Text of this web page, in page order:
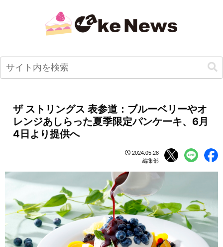
ザ ストリングス 表参道：ブルーベリーやオ
レンジあしらった夏季限定パンケーキ、6月
4日より提供へ
2024.05.28
編集部